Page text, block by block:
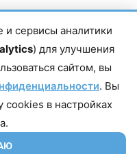
Магомаев Тимур Нухович.
vestiskfo@gmail.com По
т Насрутдинова, д. 1а. Все
полных материалов
только при условии
сервисы аналитики
) для улучшения
сайтом, вы
. Вы
cookies в настройках